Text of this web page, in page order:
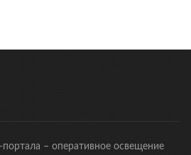
портала – оперативное освещение